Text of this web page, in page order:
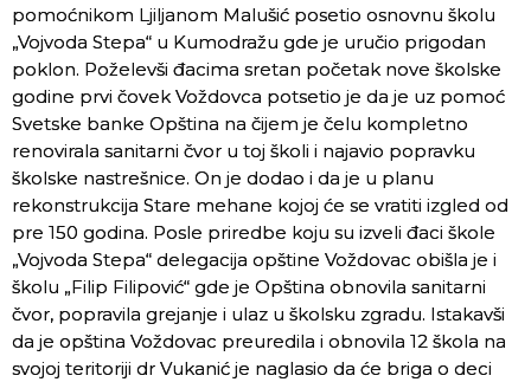
pomoćnikom Ljiljanom Malušić posetio osnovnu školu
„Vojvoda Stepa“ u Kumodražu gde je uručio prigodan
poklon. Poželevši đacima sretan početak nove školske
godine prvi čovek Voždovca potsetio je da je uz pomoć
Svetske banke Opština na čijem je čelu kompletno
renovirala sanitarni čvor u toj školi i najavio popravku
školske nastrešnice. On je dodao i da je u planu
rekonstrukcija Stare mehane kojoj će se vratiti izgled od
pre 150 godina. Posle priredbe koju su izveli đaci škole
„Vojvoda Stepa“ delegacija opštine Voždovac obišla je i
školu „Filip Filipović“ gde je Opština obnovila sanitarni
čvor, popravila grejanje i ulaz u školsku zgradu. Istakavši
da je opština Voždovac preuredila i obnovila 12 škola na
svojoj teritoriji dr Vukanić je naglasio da će briga o deci